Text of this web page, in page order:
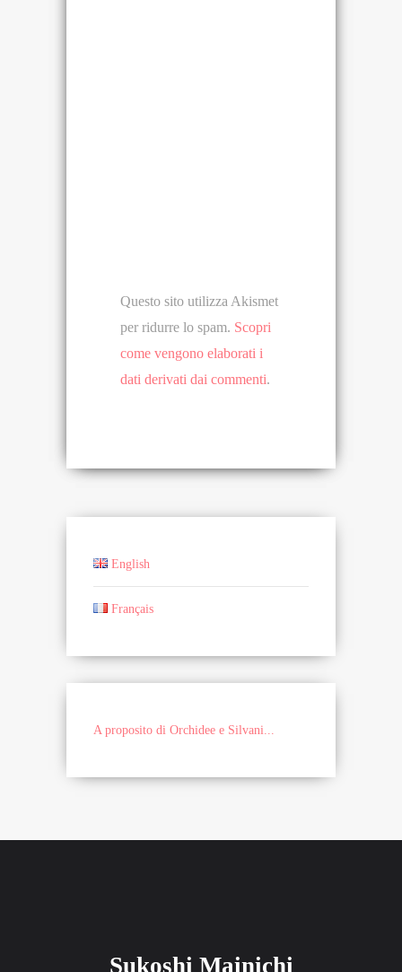
Questo sito utilizza Akismet
per ridurre lo spam. Scopri
come vengono elaborati i
dati derivati dai commenti.
English
Français
A proposito di Orchidee e Silvani...
Sukoshi Mainichi